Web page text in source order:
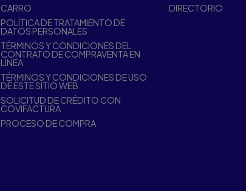
CARRO
POLÍTICA DE TRATAMIENTO DE
DATOS PERSONALES
TÉRMINOS Y CONDICIONES DEL
CONTRATO DE COMPRAVENTA EN
LÍNEA
TÉRMINOS Y CONDICIONES DE USO
DE ESTE SITIO WEB
SOLICITUD DE CRÉDITO CON
COVIFACTURA
PROCESO DE COMPRA
DIRECTORIO